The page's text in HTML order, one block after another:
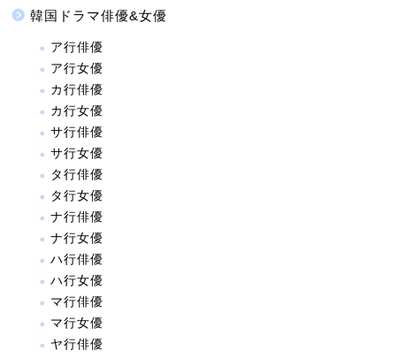
韓国ドラマ俳優&女優
ア行俳優
ア行女優
カ行俳優
カ行女優
サ行俳優
サ行女優
タ行俳優
タ行女優
ナ行俳優
ナ行女優
ハ行俳優
ハ行女優
マ行俳優
マ行女優
ヤ行俳優